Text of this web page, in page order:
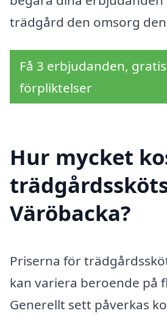
trädgård den omsorg
Få 3 erbjudanden,
förpliktelser
Hur mycket
Väröbacka?
Priserna för
kan variera beroende på
Generellt sett påverkas